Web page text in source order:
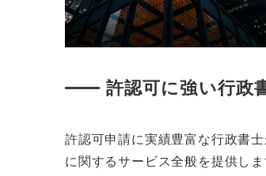
許認可に強い行政
許認可申請に実績豊富な行政書
に関するサービス全般を提供し